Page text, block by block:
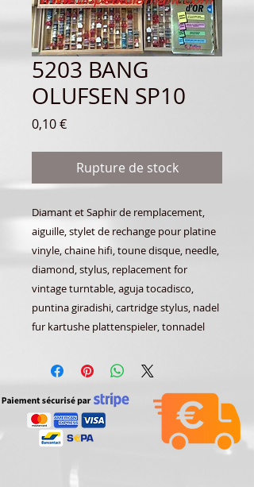
5203 BANG
OLUFSEN SP10
0,10 €Prix
Rupture de stock
Diamant et Saphir de remplacement,
aiguille, stylet de rechange pour platine
vinyle, chaine hifi, toune disque, needle,
diamond, stylus, replacement for
vintage turntable, aguja tocadisco,
puntina giradishi, cartridge stylus, nadel
fur kartushe plattenspieler, tonnadel